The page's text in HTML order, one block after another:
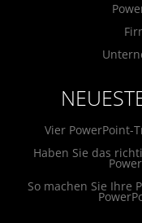
Vier PowerPoint-
Haben Sie das
So machen Sie Ihre